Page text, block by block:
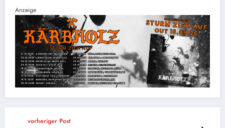
Anzeige
vorheriger Post